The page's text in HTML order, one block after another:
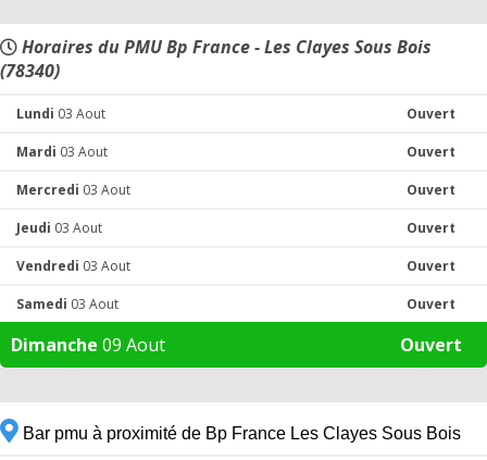
Horaires du PMU Bp France - Les Clayes Sous Bois
(78340)
Lundi 03 Aout Ouvert
Mardi 03 Aout Ouvert
Mercredi 03 Aout Ouvert
Jeudi 03 Aout Ouvert
Vendredi 03 Aout Ouvert
Samedi 03 Aout Ouvert
Dimanche 09 Aout Ouvert
Bar pmu à proximité de Bp France Les Clayes Sous Bois